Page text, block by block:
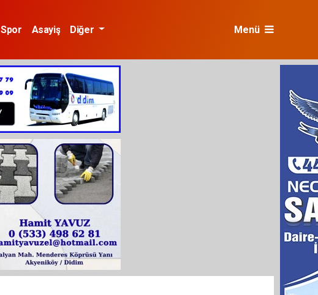
Spor Asayiş Diğer Menü